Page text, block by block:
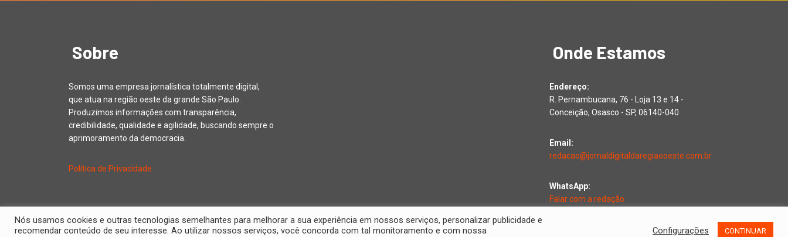
Sobre
Somos uma empresa jornalística totalmente digital,
que atua na região oeste da grande São Paulo.
Produzimos informações com transparência,
credibilidade, qualidade e agilidade, buscando sempre o
aprimoramento da democracia.
Política de Privacidade
Onde Estamos
Endereço:
R. Pernambucana, 76 - Loja 13 e 14 -
Conceição, Osasco - SP, 06140-040
Email:
redacao@jornaldigitaldaregiaooeste.com.br
WhatsApp:
Falar com a redação
Nós usamos cookies e outras tecnologias semelhantes para melhorar a sua experiência em nossos serviços, personalizar publicidade e
recomendar conteúdo de seu interesse. Ao utilizar nossos serviços, você concorda com tal monitoramento e com nossa
Configurações CONTINUAR